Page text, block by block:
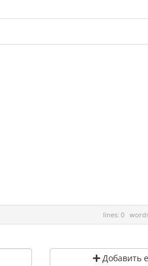
lines: 0
Добавить